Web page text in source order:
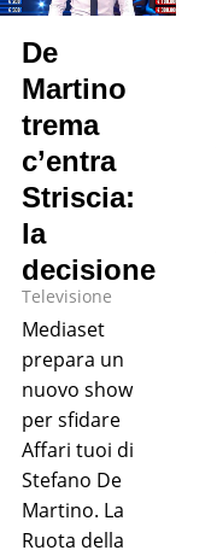
De
Martino
trema
c’entra
Striscia:
la
decisione
Televisione
Mediaset
prepara un
nuovo show
per sfidare
Affari tuoi di
Stefano De
Martino. La
Ruota della